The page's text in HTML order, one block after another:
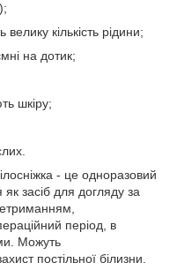
кількість рідини;
на дотик;
шкіру;
- це одноразовий
як засіб для догляду за
період, в
Можуть
постільної білизни.